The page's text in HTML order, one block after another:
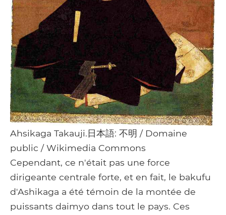
Ahsikaga Takauji.日本語: 不明 / Domaine
public / Wikimedia Commons
Cependant, ce n'était pas une force
dirigeante centrale forte, et en fait, le bakufu
d'Ashikaga a été témoin de la montée de
puissants daimyo dans tout le pays. Ces